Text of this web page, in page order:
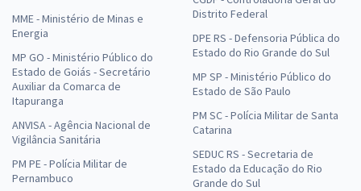
MME - Ministério de Minas e
Energia
MP GO - Ministério Público do
Estado de Goiás - Secretário
Auxiliar da Comarca de
Itapuranga
ANVISA - Agência Nacional de
Vigilância Sanitária
PM PE - Polícia Militar de
Pernambuco
Distrito Federal
DPE RS - Defensoria Pública do
Estado do Rio Grande do Sul
MP SP - Ministério Público do
Estado de São Paulo
PM SC - Polícia Militar de Santa
Catarina
SEDUC RS - Secretaria de
Estado da Educação do Rio
Grande do Sul